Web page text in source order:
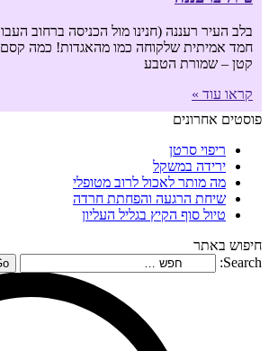
בלב העיר רעננה (חנינו מול הכניסה ברחוב
חמד אמיתית שלקוחה כמו מהאגדות! כמה קסם
קטן – שמורת הטבע
קראו עוד »
פוסטים אחרונים
ריפוי סרטן
ירידה במשקל
מה מותר לאכול לרוב מטופלי
שיחת הרגעה והפחתת חרדה
טיול סוף הקיץ בגליל העליון
חיפוש באתר
Search: